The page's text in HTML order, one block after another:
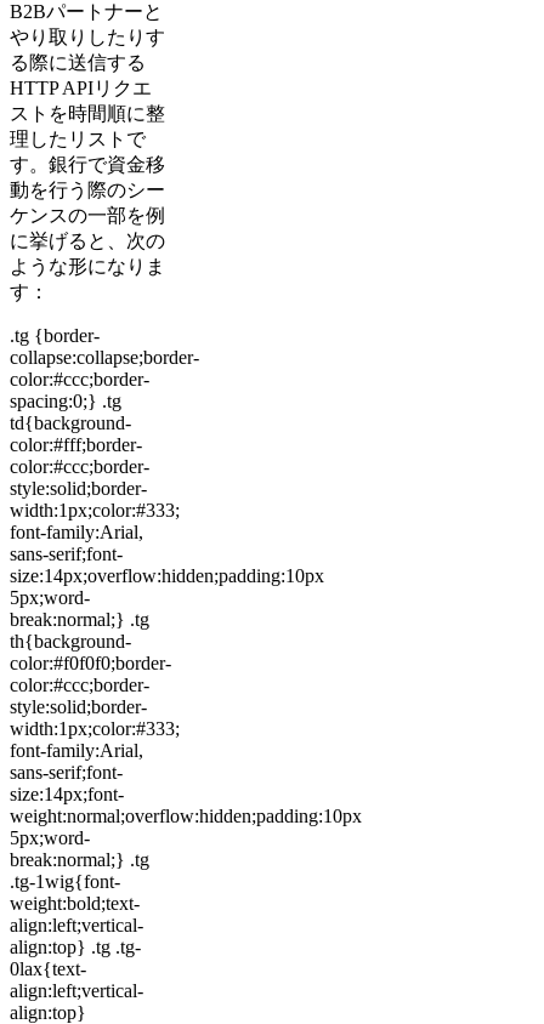
B2Bパートナーと
やり取りしたりす
る際に送信する
HTTP APIリクエ
ストを時間順に整
理したリストで
す。銀行で資金移
動を行う際のシー
ケンスの一部を例
に挙げると、次の
ような形になりま
す：
.tg {border-
collapse:collapse;border-
color:#ccc;border-
spacing:0;} .tg
td{background-
color:#fff;border-
color:#ccc;border-
style:solid;border-
width:1px;color:#333;
font-family:Arial,
sans-serif;font-
size:14px;overflow:hidden;padding:10px
5px;word-
break:normal;} .tg
th{background-
color:#f0f0f0;border-
color:#ccc;border-
style:solid;border-
width:1px;color:#333;
font-family:Arial,
sans-serif;font-
size:14px;font-
weight:normal;overflow:hidden;padding:10px
5px;word-
break:normal;} .tg
.tg-1wig{font-
weight:bold;text-
align:left;vertical-
align:top} .tg .tg-
0lax{text-
align:left;vertical-
align:top}